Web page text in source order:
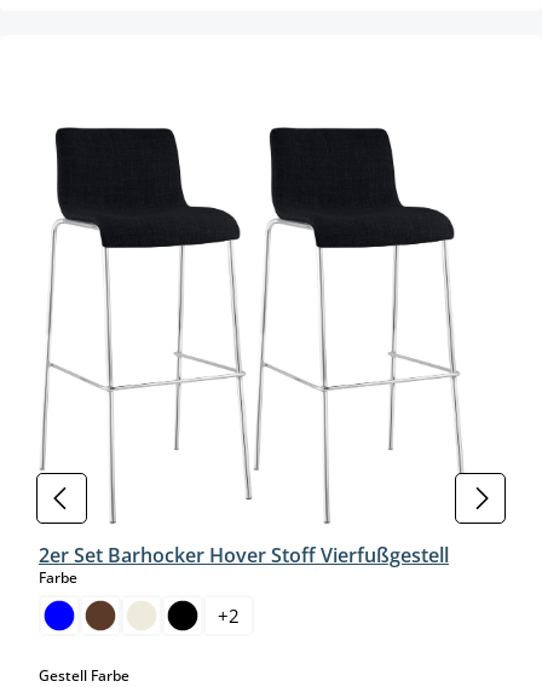
2er Set Barhocker Hover Stoff Vierfußgestell
Farbeauswählen
+2
Gestell Farbeauswählen